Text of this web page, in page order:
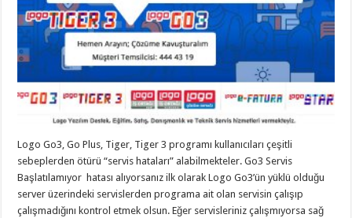
Logo Go3, Go Plus, Tiger, Tiger 3 programı kullanıcıları çeşitli
sebeplerden ötürü “servis hataları” alabilmekteler. Go3 Servis
Başlatılamıyor hatası alıyorsanız ilk olarak Logo Go3’ün yüklü olduğu
server üzerindeki servislerden programa ait olan servisin çalışıp
çalışmadığını kontrol etmek olsun. Eğer servisleriniz çalışmıyorsa sağ